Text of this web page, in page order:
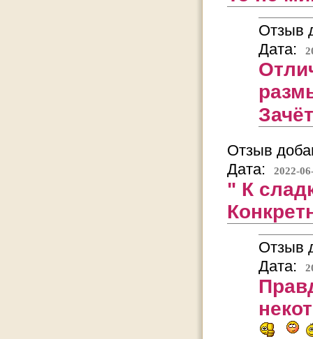
Отзыв
Дата:
Отзыв
Дата:
2022-
" К
Отзыв
Дата: